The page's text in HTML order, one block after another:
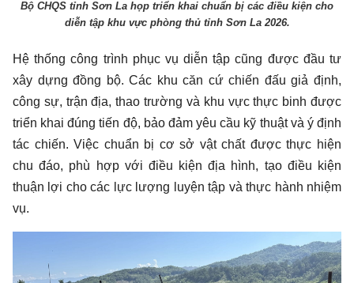
Bộ CHQS tỉnh Sơn La họp triển khai chuẩn bị các điều kiện cho
diễn tập khu vực phòng thủ tỉnh Sơn La 2026.
Hệ thống công trình phục vụ diễn tập cũng được đầu tư
xây dựng đồng bộ. Các khu căn cứ chiến đấu giả định,
công sự, trận địa, thao trường và khu vực thực binh được
triển khai đúng tiến độ, bảo đảm yêu cầu kỹ thuật và ý định
tác chiến. Việc chuẩn bị cơ sở vật chất được thực hiện
chu đáo, phù hợp với điều kiện địa hình, tạo điều kiện
thuận lợi cho các lực lượng luyện tập và thực hành nhiệm
vụ.